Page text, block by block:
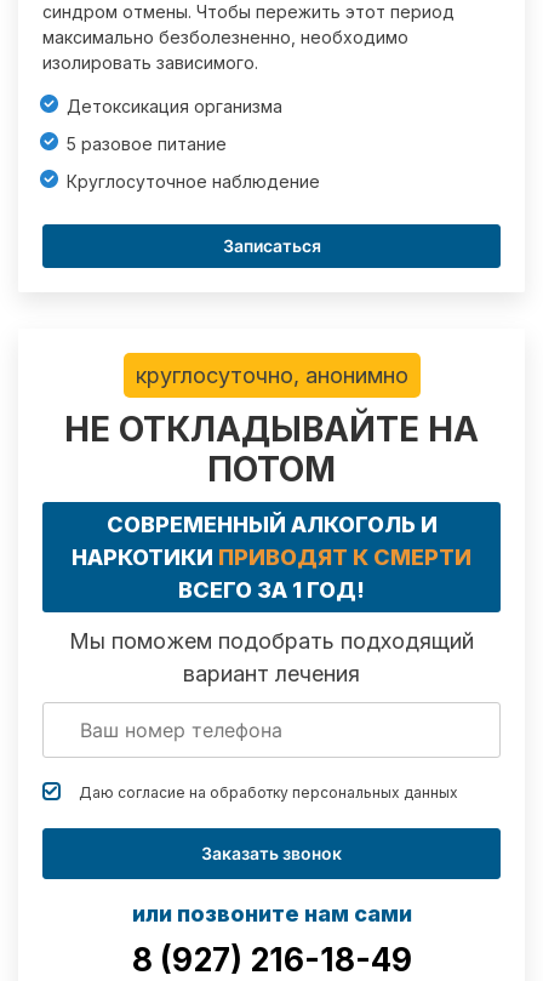
синдром отмены. Чтобы пережить этот период
максимально безболезненно, необходимо
изолировать зависимого.
Детоксикация организма
5 разовое питание
Круглосуточное наблюдение
Записаться
круглосуточно, анонимно
НЕ ОТКЛАДЫВАЙТЕ НА
ПОТОМ
СОВРЕМЕННЫЙ АЛКОГОЛЬ И
НАРКОТИКИ ПРИВОДЯТ К СМЕРТИ
ВСЕГО ЗА 1 ГОД!
Мы поможем подобрать подходящий
вариант лечения
Даю согласие на обработку персональных данных
Заказать звонок
или позвоните нам сами
8 (927) 216-18-49